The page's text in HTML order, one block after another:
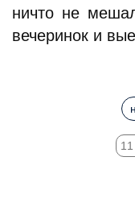
ничто не
вечеринок и